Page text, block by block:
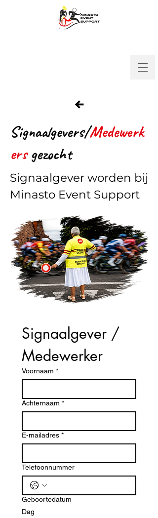
Signaalgevers/Medewerk
ersgezocht
Signaalgever worden bij
Minasto Event Support
Signaalgever /
Medewerker
Voornaam *
Achternaam *
E-mailadres *
Telefoonnummer
Geboortedatum
Dag